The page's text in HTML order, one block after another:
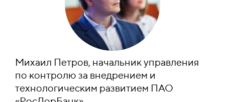
Михаил Петров, начальник управления
по контролю за внедрением и
технологическим развитием ПАО